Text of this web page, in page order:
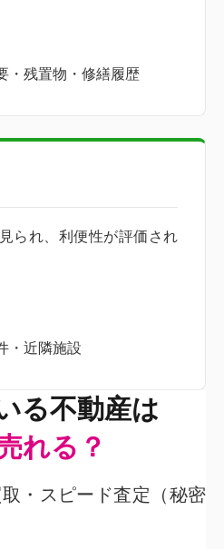
・残置物・修繕履歴
られ、利便性が評価され
・近隣施設
る不動産は
れる？
・スピード査定（秘密